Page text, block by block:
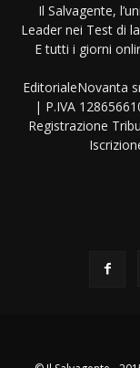
Il Salvagente,
Leader nei Test di
E tutti i giorni
EditorialeNovanta
| P.IVA
Registrazione